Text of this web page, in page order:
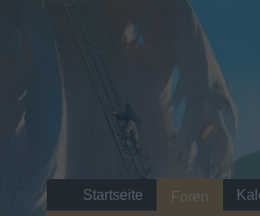
Startseite Foren